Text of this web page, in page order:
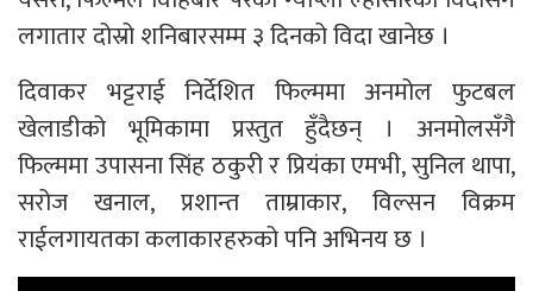
लगातार दोस्रो शनिबारसम्म ३ दिनको विदा खानेछ ।
दिवाकर भट्टराई निर्देशित फिल्ममा अनमोल फुटबल
खेलाडीको भूमिकामा प्रस्तुत हुँदैछन् । अनमोलसँगै
फिल्ममा उपासना सिंह ठकुरी र प्रियंका एमभी, सुनिल थापा,
सरोज खनाल, प्रशान्त ताम्राकार, विल्सन विक्रम
राईलगायतका कलाकारहरुको पनि अभिनय छ ।